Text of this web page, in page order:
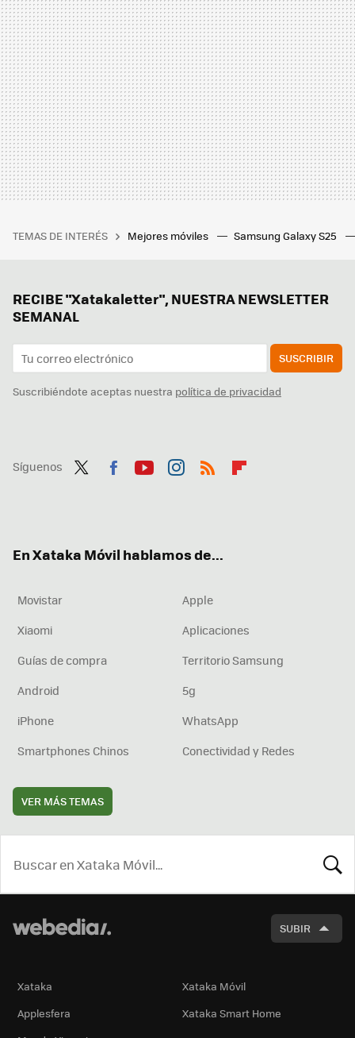
TEMAS DE INTERÉS Mejores móviles Samsung Galaxy S25
RECIBE "Xatakaletter", NUESTRA NEWSLETTER
SEMANAL
SUSCRIBIR
Suscribiéndote aceptas nuestra política de privacidad
Síguenos
En Xataka Móvil hablamos de...
Movistar
Apple
Xiaomi
Aplicaciones
Guías de compra
Territorio Samsung
Android
5g
iPhone
WhatsApp
Smartphones Chinos
Conectividad y Redes
VER MÁS TEMAS
SUBIR
Xataka
Xataka Móvil
Applesfera
Xataka Smart Home